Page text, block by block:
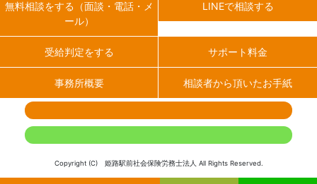
無料相談をする（面談・電話・メ
ール）
LINEで相談する
受給判定をする サポート料金
事務所概要 相談者から頂いたお手紙
Copyright (C) 姫路駅前社会保険労務士法人 All Rights Reserved.